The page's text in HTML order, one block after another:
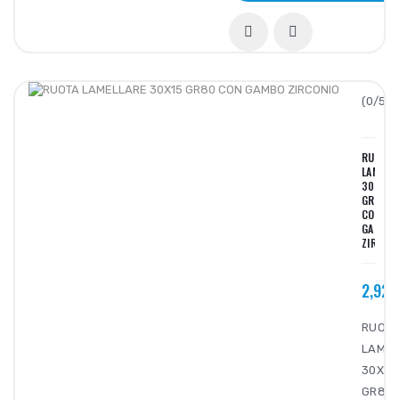
(0/5):
RUOTA
30X15
GR80
CON
GAMBO
2,92€
RUOTA
30X15
GR80